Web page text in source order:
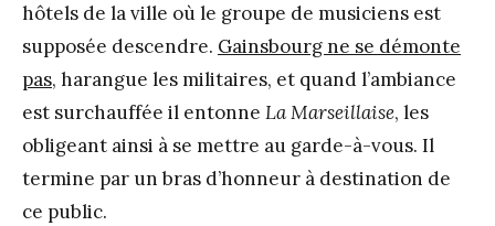
hôtels de la ville où le groupe de musiciens est
supposée descendre. Gainsbourg ne se démonte
pas, harangue les militaires, et quand l’ambiance
est surchauffée il entonne La Marseillaise, les
obligeant ainsi à se mettre au garde-à-vous. Il
termine par un bras d’honneur à destination de
ce public.